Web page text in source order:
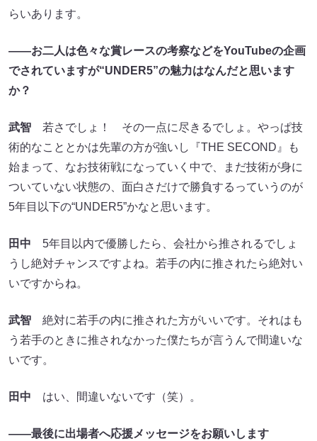
らいあります。
――お二人は色々な賞レースの考察などをYouTubeの企画
でされていますが“UNDER5”の魅力はなんだと思います
か？
武智 若さでしょ！ その一点に尽きるでしょ。やっぱ技
術的なこととかは先輩の方が強いし『THE SECOND』も
始まって、なお技術戦になっていく中で、まだ技術が身に
ついていない状態の、面白さだけで勝負するっていうのが
5年目以下の“UNDER5”かなと思います。
田中 5年目以内で優勝したら、会社から推されるでしょ
うし絶対チャンスですよね。若手の内に推されたら絶対い
いですからね。
武智 絶対に若手の内に推された方がいいです。それはも
う若手のときに推されなかった僕たちが言うんで間違いな
いです。
田中 はい、間違いないです（笑）。
――最後に出場者へ応援メッセージをお願いします